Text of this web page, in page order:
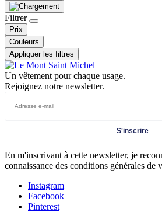
Filtrer
Prix
Couleurs
Appliquer les filtres
Un vêtement pour chaque usage.
Rejoignez notre newsletter.
S'inscrire
En m'inscrivant à cette newsletter, je
connaissance des conditions générales de
Instagram
Facebook
Pinterest